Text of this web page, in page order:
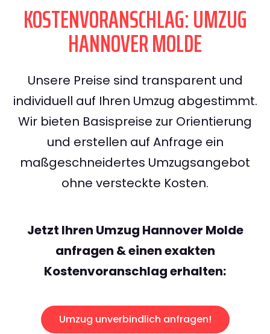
KOSTENVORANSCHLAG: UMZUG
HANNOVER MOLDE
Unsere Preise sind transparent und
individuell auf Ihren Umzug abgestimmt.
Wir bieten Basispreise zur Orientierung
und erstellen auf Anfrage ein
maßgeschneidertes Umzugsangebot
ohne versteckte Kosten.
Jetzt Ihren Umzug Hannover Molde
anfragen & einen exakten
Kostenvoranschlag erhalten:
Umzug unverbindlich anfragen!